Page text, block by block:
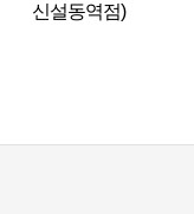
신설동역점)